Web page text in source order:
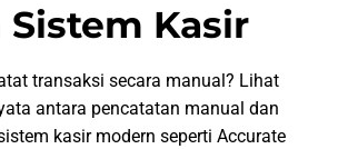
Sistem Kasir
transaksi secara manual? Lihat
antara pencatatan manual dan
kasir modern seperti Accurate